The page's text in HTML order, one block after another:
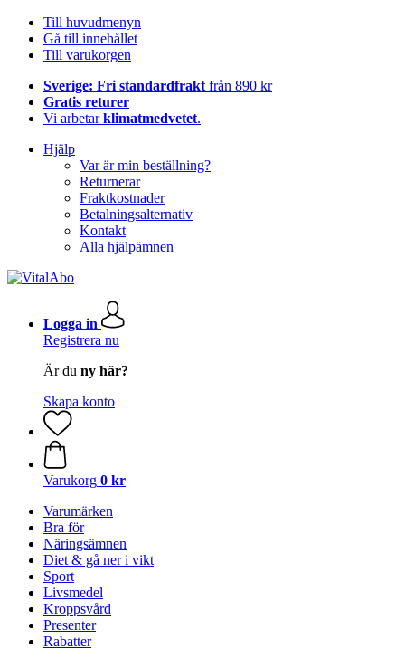
Till huvudmenyn
Gå till innehållet
Till varukorgen
Sverige: Fri standardfrakt från 890 kr
Gratis returer
Vi arbetarklimatmedvetet.
Hjälp
Var är min beställning?
Returnerar
Fraktkostnader
Betalningsalternativ
Kontakt
Alla hjälpämnen
Logga in
Registrera nu
Är du ny här?
Skapa konto
Varukorg 0 kr
Varumärken
Bra för
Näringsämnen
Diet & gå ner i vikt
Sport
Livsmedel
Kroppsvård
Presenter
Rabatter